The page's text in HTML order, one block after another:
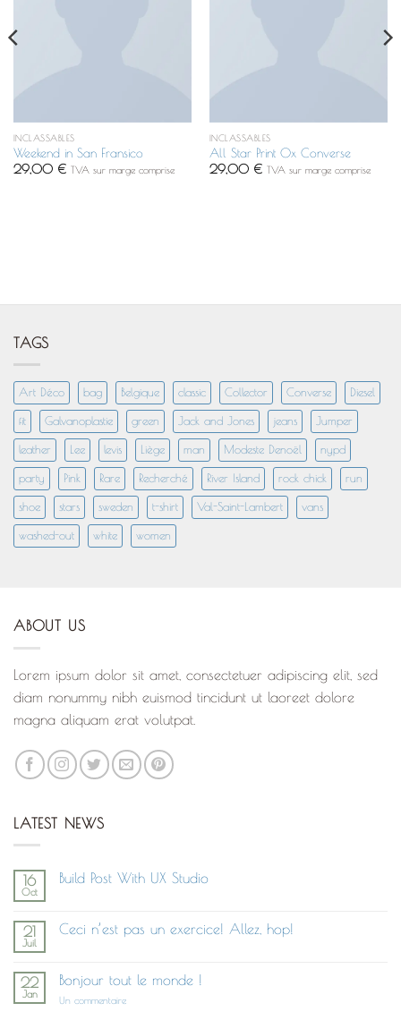
INCLASSABLES
Weekend in San Fransico
29,00 € TVA sur marge comprise
INCLASSABLES
All Star Print Ox Converse
29,00 € TVA sur marge comprise
TAGS
Art Déco bag Belgique classic Collector Converse Diesel
fit Galvanoplastie green Jack and Jones jeans Jumper
leather Lee levis Liège man Modeste Denoël nypd
party Pink Rare Recherché River Island rock chick run
shoe stars sweden t-shirt Val-Saint-Lambert vans
washed-out white women
ABOUT US
Lorem ipsum dolor sit amet, consectetuer adipiscing elit, sed
diam nonummy nibh euismod tincidunt ut laoreet dolore
magna aliquam erat volutpat.
LATEST NEWS
16
Oct
Build Post With UX Studio
Build
Studio
21
Juil
Ceci n’est pas un exercice! Allez, hop!
Ceci
pas
22
Jan
Bonjour tout le monde !
Un commentairesur